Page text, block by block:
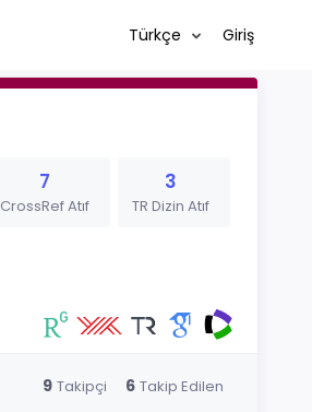
Türkçe Giriş
7
CrossRef Atıf
3
TR Dizin Atıf
9 Takipçi 6 Takip Edilen